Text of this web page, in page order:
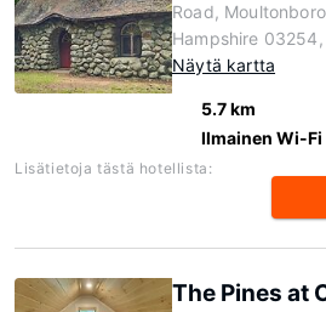
Road,
Hampshire 03254,
Näytä kartta
5.7 km
Ilmainen Wi-Fi
Lisätietoja tästä hotellista:
The Pines at